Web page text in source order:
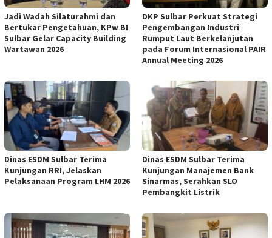
Jadi Wadah Silaturahmi dan
Bertukar Pengetahuan, KPw BI
Sulbar Gelar Capacity Building
Wartawan 2026
DKP Sulbar Perkuat Strategi
Pengembangan Industri
Rumput Laut Berkelanjutan
pada Forum Internasional PAIR
Annual Meeting 2026
Dinas ESDM Sulbar Terima
Kunjungan RRI, Jelaskan
Pelaksanaan Program LHM 2026
Dinas ESDM Sulbar Terima
Kunjungan Manajemen Bank
Sinarmas, Serahkan SLO
Pembangkit Listrik